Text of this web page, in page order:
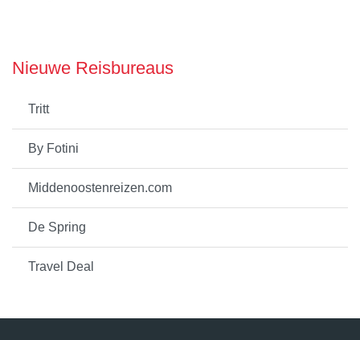
Nieuwe Reisbureaus
Tritt
By Fotini
Middenoostenreizen.com
De Spring
Travel Deal